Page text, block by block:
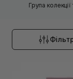
Група